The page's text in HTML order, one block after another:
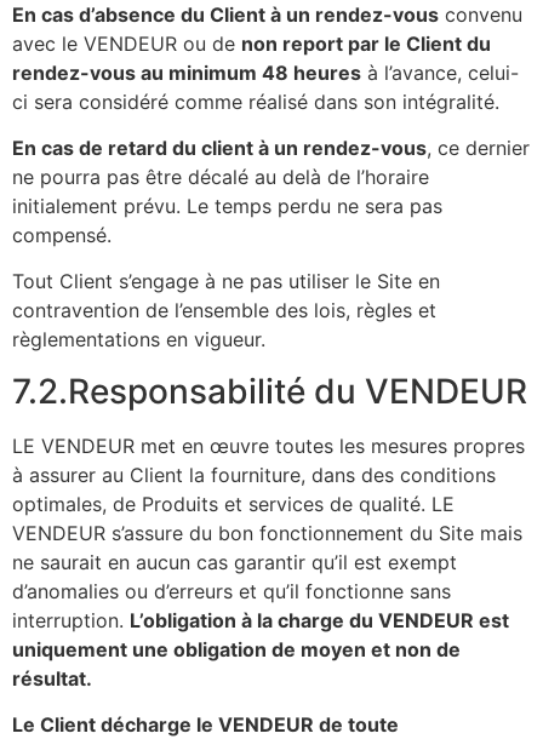
En cas d’absence du Client à un rendez-vous convenu
avec le VENDEUR ou de non report par le Client du
rendez-vous au minimum 48 heures à l’avance, celui-
ci sera considéré comme réalisé dans son intégralité.
En cas de retard du client à un rendez-vous, ce dernier
ne pourra pas être décalé au delà de l’horaire
initialement prévu. Le temps perdu ne sera pas
compensé.
Tout Client s’engage à ne pas utiliser le Site en
contravention de l’ensemble des lois, règles et
règlementations en vigueur.
7.2.Responsabilité du VENDEUR
LE VENDEUR met en œuvre toutes les mesures propres
à assurer au Client la fourniture, dans des conditions
optimales, de Produits et services de qualité. LE
VENDEUR s’assure du bon fonctionnement du Site mais
ne saurait en aucun cas garantir qu’il est exempt
d’anomalies ou d’erreurs et qu’il fonctionne sans
interruption. L’obligation à la charge du VENDEUR est
uniquement une obligation de moyen et non de
résultat.
Le Client décharge le VENDEUR de toute